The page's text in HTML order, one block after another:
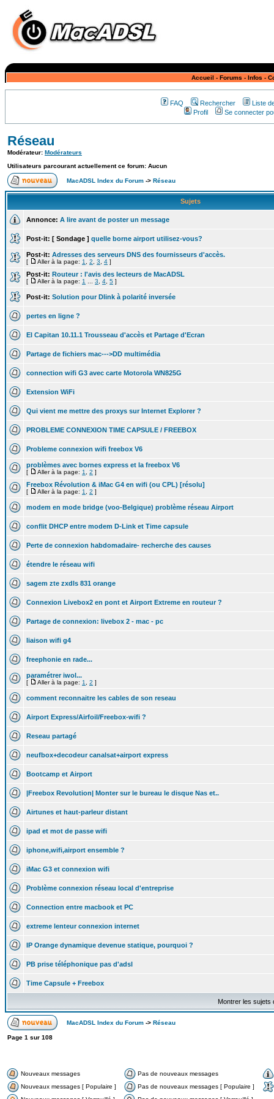
Accueil - Forums - Infos -
FAQ Rechercher
Liste
Profil
Se connecter
Réseau
Modérateur: Modérateurs
Utilisateurs parcourant actuellement ce forum: Aucun
MacADSL Index du Forum -> Réseau
Sujets
Annonce: A lire avant de poster un message
Post-it: [ Sondage ] quelle borne airport utilisez-vous?
Post-it: Adresses des serveurs DNS des fournisseurs d'accès.
[ Aller à la page: 1 2 3 4 ]
Post-it: Routeur : l'avis des lecteurs de MacADSL
[ Aller à la page: 1 3 4 5 ]
Post-it: Solution pour Dlink à polarité inversée
pertes en ligne ?
El Capitan 10.11.1 Trousseau d'accès et Partage d'Ecran
Partage de fichiers mac--->DD multimédia
connection wifi G3 avec carte Motorola WN825G
Extension WiFi
Qui vient me mettre des proxys sur Internet Explorer ?
PROBLEME CONNEXION TIME CAPSULE / FREEBOX
Probleme connexion wifi freebox V6
problèmes avec bornes express et la freebox V6
[ Aller à la page: 1 2 ]
Freebox Révolution & iMac G4 en wifi (ou CPL) [résolu]
[ Aller à la page: 1 2 ]
modem en mode bridge (voo-Belgique) problème réseau Airport
conflit DHCP entre modem D-Link et Time capsule
Perte de connexion habdomadaire- recherche des causes
étendre le réseau wifi
sagem zte zxdls 831 orange
Connexion Livebox2 en pont et Airport Extreme en routeur ?
Partage de connexion: livebox 2 - mac - pc
liaison wifi g4
freephonie en rade...
paramétrer iwol...
[ Aller à la page: 1 2 ]
comment reconnaitre les cables de son reseau
Airport Express/Airfoil/Freebox-wifi ?
Reseau partagé
neufbox+decodeur canalsat+airport express
Bootcamp et Airport
|Freebox Revolution| Monter sur le bureau le disque Nas et..
Airtunes et haut-parleur distant
ipad et mot de passe wifi
iphone,wifi,airport ensemble ?
iMac G3 et connexion wifi
Problème connexion réseau local d'entreprise
Connection entre macbook et PC
extreme lenteur connexion internet
IP Orange dynamique devenue statique, pourquoi ?
PB prise téléphonique pas d'adsl
Time Capsule + Freebox
Montrer les sujets
MacADSL Index du Forum -> Réseau
Page 1 sur 108
Nouveaux messages
Pas de nouveaux messages
Nouveaux messages [ Populaire ]
Pas de nouveaux messages [ Populaire ]